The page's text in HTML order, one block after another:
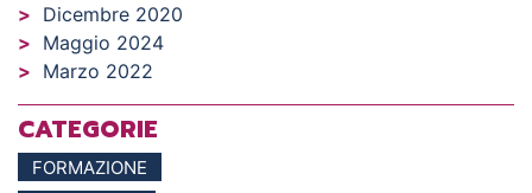
Dicembre 2020
Maggio 2024
Marzo 2022
CATEGORIE
FORMAZIONE